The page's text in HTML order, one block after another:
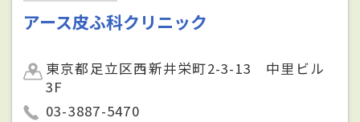
アース皮ふ科クリニック
東京都足立区西新井栄町2-3-13 中里ビル
3F
03-3887-5470